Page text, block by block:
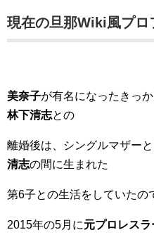
現在の旦那Wiki風プロ
美奈子が有名になったきっ
林下清志との
離婚後は、シングルマザー
清志の間に生まれた
第6子との生活をしていたの
2015年の5月に元プロレスラ